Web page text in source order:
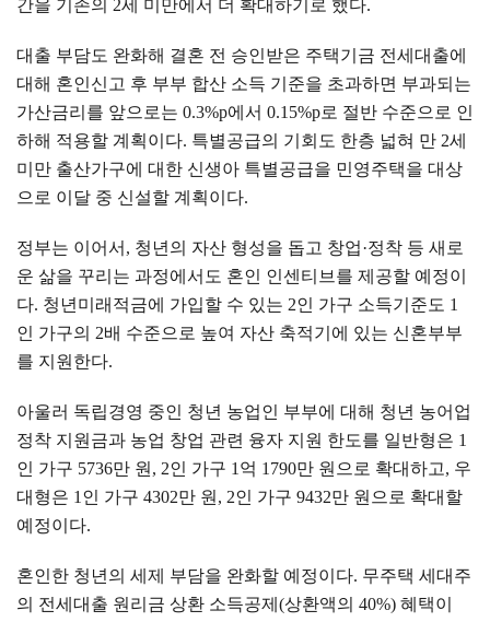
간을 기존의 2세 미만에서 더 확대하기로 했다.
대출 부담도 완화해 결혼 전 승인받은 주택기금 전세대출에
대해 혼인신고 후 부부 합산 소득 기준을 초과하면 부과되는
가산금리를 앞으로는 0.3%p에서 0.15%p로 절반 수준으로 인
하해 적용할 계획이다. 특별공급의 기회도 한층 넓혀 만 2세
미만 출산가구에 대한 신생아 특별공급을 민영주택을 대상
으로 이달 중 신설할 계획이다.
정부는 이어서 , 청년의 자산 형성을 돕고 창업·정착 등 새로
운 삶을 꾸리는 과정에서도 혼인 인센티브를 제공할 예정이
다. 청년미래적금에 가입할 수 있는 2인 가구 소득기준도 1
인 가구의 2배 수준으로 높여 자산 축적기에 있는 신혼부부
를 지원한다.
아울러 독립경영 중인 청년 농업인 부부에 대해 청년 농어업
정착 지원금과 농업 창업 관련 융자 지원 한도를 일반형은 1
인 가구 5736만 원 , 2인 가구 1 억 1790만 원으로 확대하고, 우
대형은 1 인 가구 4302만 원 , 2인 가구 9432만 원으로 확대할
예정이다.
혼인한 청년의 세제 부담을 완화할 예정이다. 무주택 세대주
의 전세대출 원리금 상환 소득공제 (상환액의 40%) 혜택이